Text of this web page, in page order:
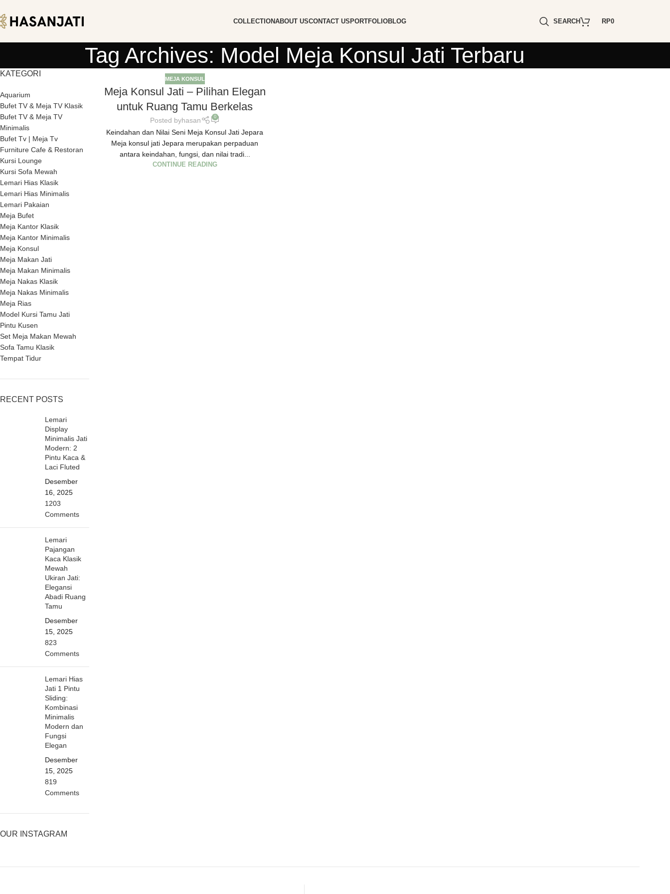
COLLECTIONABOUT USCONTACT US PORTFOLIOBLOG SEARCH RP0
Tag Archives: Model Meja Konsul Jati Terbaru
KATEGORI
Aquarium
Bufet TV & Meja TV Klasik
Bufet TV & Meja TV
Minimalis
Bufet Tv | Meja Tv
Furniture Cafe & Restoran
Kursi Lounge
Kursi Sofa Mewah
Lemari Hias Klasik
Lemari Hias Minimalis
Lemari Pakaian
Meja Bufet
Meja Kantor Klasik
Meja Kantor Minimalis
Meja Konsul
Meja Makan Jati
Meja Makan Minimalis
Meja Nakas Klasik
Meja Nakas Minimalis
Meja Rias
Model Kursi Tamu Jati
Pintu Kusen
Set Meja Makan Mewah
Sofa Tamu Klasik
Tempat Tidur
RECENT POSTS
Lemari
Display
Minimalis Jati
Modern: 2
Pintu Kaca &
Laci Fluted
Desember
16, 2025
1203
Comments
Lemari
Pajangan
Kaca Klasik
Mewah
Ukiran Jati:
Elegansi
Abadi Ruang
Tamu
Desember
15, 2025
823
Comments
Lemari Hias
Jati 1 Pintu
Sliding:
Kombinasi
Minimalis
Modern dan
Fungsi
Elegan
Desember
15, 2025
819
Comments
OUR INSTAGRAM
MEJA KONSUL
Meja Konsul Jati – Pilihan Elegan
untuk Ruang Tamu Berkelas
Posted byhasan 0
Keindahan dan Nilai Seni Meja Konsul Jati Jepara
Meja konsul jati Jepara merupakan perpaduan
antara keindahan, fungsi, dan nilai tradi...
CONTINUE READING